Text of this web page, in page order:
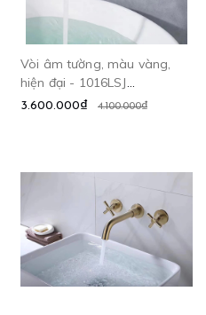
Vòi âm tường, màu vàng,
hiện đại - 1016LSJ
CLEANMAX
3.600.000₫ 4.100.000₫